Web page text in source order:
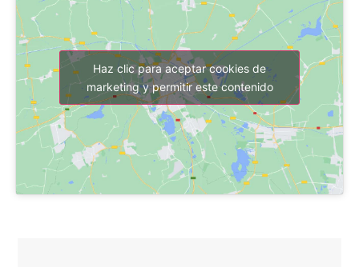
Haz clic para aceptar cookies de
marketing y permitir este contenido